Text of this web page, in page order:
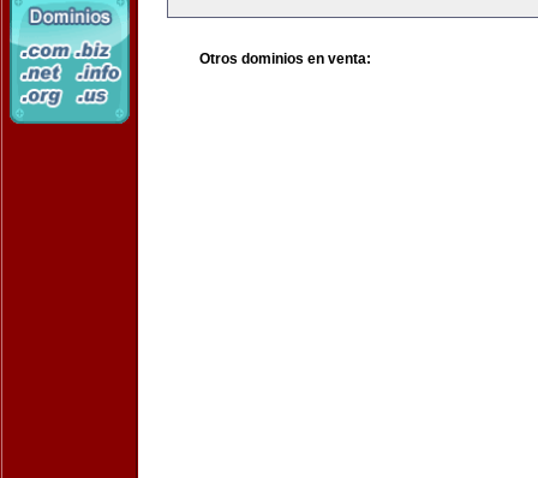
Otros dominios en venta: